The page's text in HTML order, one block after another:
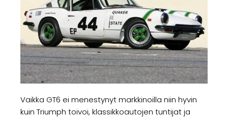
Vaikka GT6 ei menestynyt markkinoilla niin hyvin
kuin Triumph toivoi, klassikkoautojen tuntijat ja